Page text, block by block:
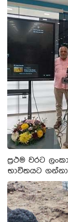
ප්‍රථම වරට
භාවිතයට